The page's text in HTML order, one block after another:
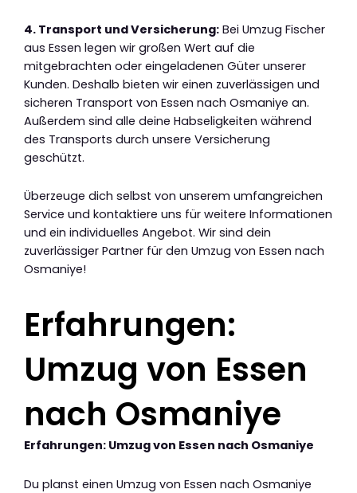
4. Transport und Versicherung: Bei Umzug Fischer
aus Essen legen wir großen Wert auf die
mitgebrachten oder eingeladenen Güter unserer
Kunden. Deshalb bieten wir einen zuverlässigen und
sicheren Transport von Essen nach Osmaniye an.
Außerdem sind alle deine Habseligkeiten während
des Transports durch unsere Versicherung
geschützt.
Überzeuge dich selbst von unserem umfangreichen
Service und kontaktiere uns für weitere Informationen
und ein individuelles Angebot. Wir sind dein
zuverlässiger Partner für den Umzug von Essen nach
Osmaniye!
Erfahrungen:
Umzug von Essen
nach Osmaniye
Erfahrungen: Umzug von Essen nach Osmaniye
Du planst einen Umzug von Essen nach Osmaniye